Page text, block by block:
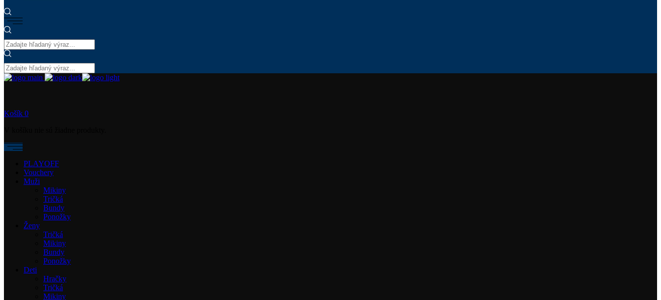
Košík 0
PLAYOFF
Vouchery
Muži
Mikiny
Tričká
Bundy
Ponožky
Ženy
Tričká
Mikiny
Bundy
Ponožky
Deti
Hračky
Tričká
Mikiny